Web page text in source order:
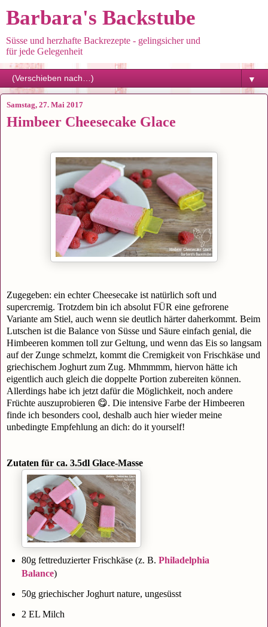
Barbara's Backstube
Süsse und herzhafte Backrezepte - gelingsicher und
für jede Gelegenheit
▼
Samstag, 27. Mai 2017
Himbeer Cheesecake Glace
Zugegeben: ein echter Cheesecake ist natürlich soft und
supercremig. Trotzdem bin ich absolut FÜR eine gefrorene
Variante am Stiel, auch wenn sie deutlich härter daherkommt. Beim
Lutschen ist die Balance von Süsse und Säure einfach genial, die
Himbeeren kommen toll zur Geltung, und wenn das Eis so langsam
auf der Zunge schmelzt, kommt die Cremigkeit von Frischkäse und
griechischem Joghurt zum Zug. Mhmmmm, hiervon hätte ich
eigentlich auch gleich die doppelte Portion zubereiten können.
Allerdings habe ich jetzt dafür die Möglichkeit, noch andere
Früchte auszuprobieren 😋. Die intensive Farbe der Himbeeren
finde ich besonders cool, deshalb auch hier wieder meine
unbedingte Empfehlung an dich: do it yourself!
Zutaten für ca. 3.5dl Glace-Masse
80g fettreduzierter Frischkäse (z. B. Philadelphia
Balance)
50g griechischer Joghurt nature, ungesüsst
2 EL Milch